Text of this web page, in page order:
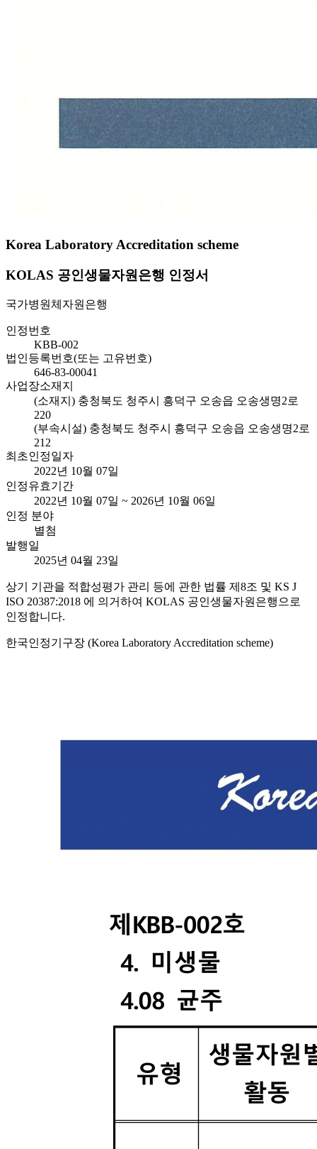
Korea Laboratory Accreditation scheme
KOLAS 공인생물자원은행 인정서
국가병원체자원은행
인정번호
KBB-002
법인등록번호(또는 고유번호)
646-83-00041
사업장소재지
(소재지) 충청북도 청주시 흥덕구 오송읍 오송생명2로
220
(부속시설) 충청북도 청주시 흥덕구 오송읍 오송생명2로
212
최초인정일자
2022년 10월 07일
인정유효기간
2022년 10월 07일 ~ 2026년 10월 06일
인정 분야
별첨
발행일
2025년 04월 23일
상기 기관을 적합성평가 관리 등에 관한 법률 제8조 및 KS J
ISO 20387:2018 에 의거하여 KOLAS 공인생물자원은행으로
인정합니다.
한국인정기구장 (Korea Laboratory Accreditation scheme)